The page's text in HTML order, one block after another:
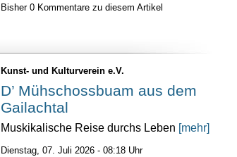
Bisher 0 Kommentare zu diesem Artikel
Kunst- und Kulturverein e.V.
D’ Mühschossbuam aus dem
Gailachtal
Muskikalische Reise durchs Leben [mehr]
Dienstag, 07. Juli 2026 - 08:18 Uhr